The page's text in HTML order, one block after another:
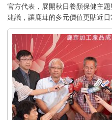
官方代表，展開秋日養顏保健主
建議，讓鹿茸的多元價值更貼近日